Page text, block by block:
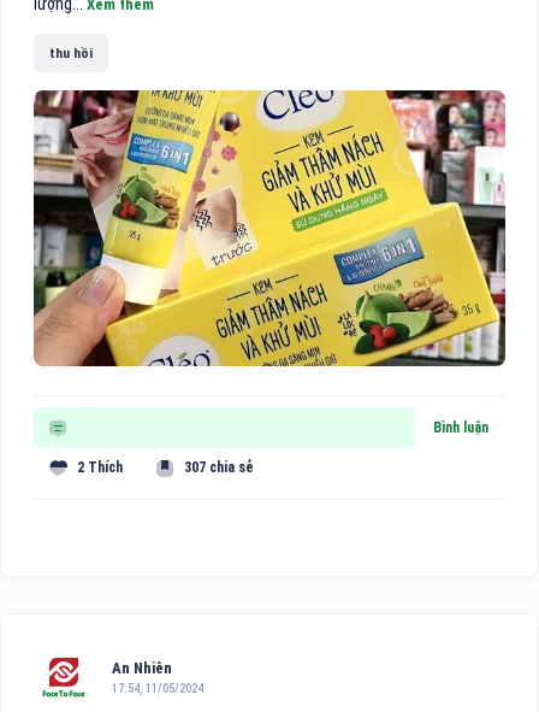
Xem thêm
thu hồi
Bình luận
2 Thích 307 chia sẻ
An Nhiên
17:54, 11/05/2024